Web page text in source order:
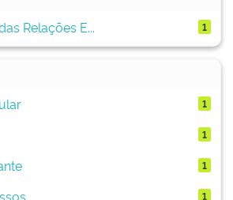
Relações E...
1
1
1
1
1